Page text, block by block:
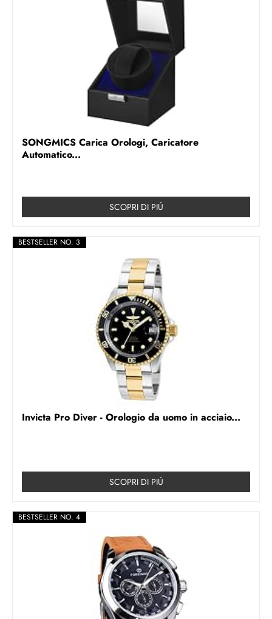
SONGMICS Carica Orologi, Caricatore
Automatico...
SCOPRI DI PIÚ
BESTSELLER NO. 3
Invicta Pro Diver - Orologio da uomo in acciaio...
SCOPRI DI PIÚ
BESTSELLER NO. 4